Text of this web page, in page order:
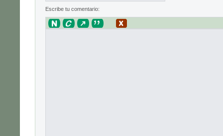
Escribe tu comentario: